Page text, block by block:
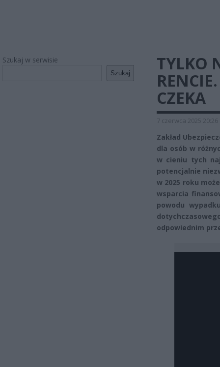
Szukaj w serwisie
Szukaj
TYLKO
CZEKA
7 czerwca 2025 20:26
Zakład
dla osób w
w cieniu tych
potencjalnie
w 2025 roku
wsparcia
powodu
odpowiednim